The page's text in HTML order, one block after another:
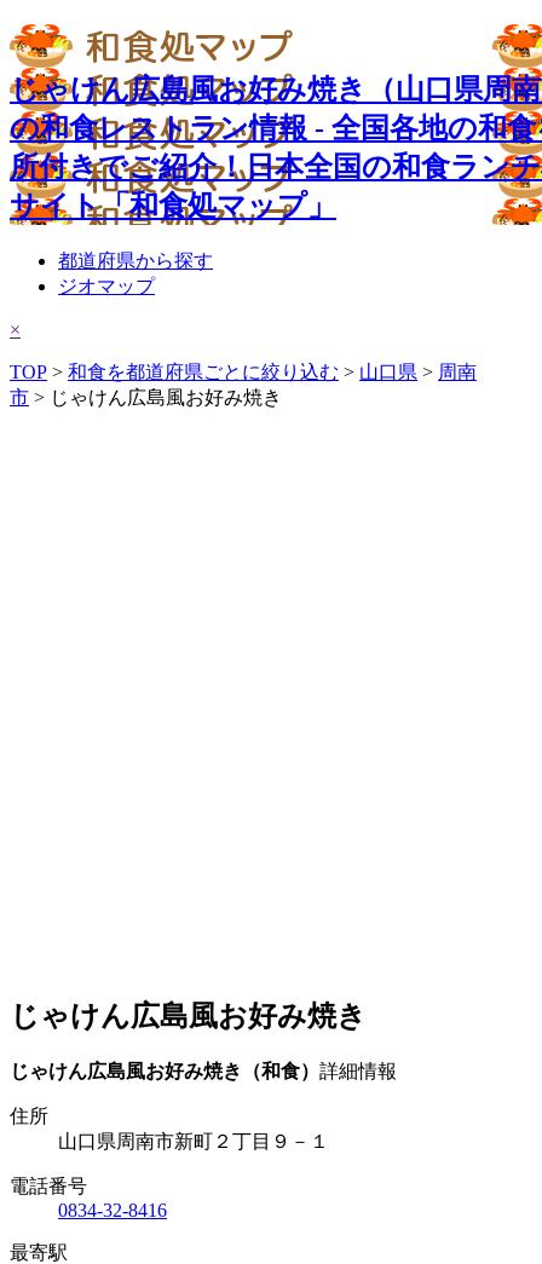
じゃけん広島風お好み焼き（山口県周
の和食レストラン情報 - 全国各地の和
所付きでご紹介！日本全国の和食ラン
サイト「和食処マップ」
都道府県から探す
ジオマップ
×
TOP > 和食を都道府県ごとに絞り込む > 山口県 > 周南
市 > じゃけん広島風お好み焼き
じゃけん広島風お好み焼き
じゃけん広島風お好み焼き（和食） 詳細情報
住所
山口県周南市新町２丁目９－１
電話番号
0834-32-8416
最寄駅